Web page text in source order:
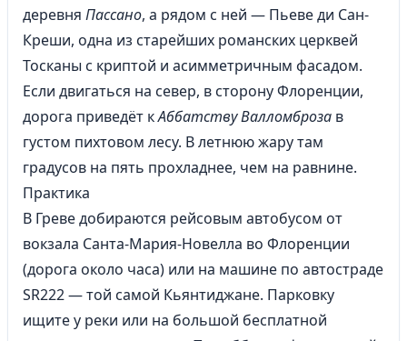
деревня Пассано, а рядом с ней — Пьеве ди Сан-
Креши, одна из старейших романских церквей
Тосканы с криптой и асимметричным фасадом.
Если двигаться на север, в сторону Флоренции,
дорога приведёт кАббатству Валломброза в
густом пихтовом лесу. В летнюю жару там
градусов на пять прохладнее, чем на равнине.
Практика
В Греве добираются рейсовым автобусом от
вокзала Санта-Мария-Новелла во Флоренции
(дорога около часа) или на машине по автостраде
SR222 — той самой Кьянтиджане. Парковку
ищите у реки или на большой бесплатной